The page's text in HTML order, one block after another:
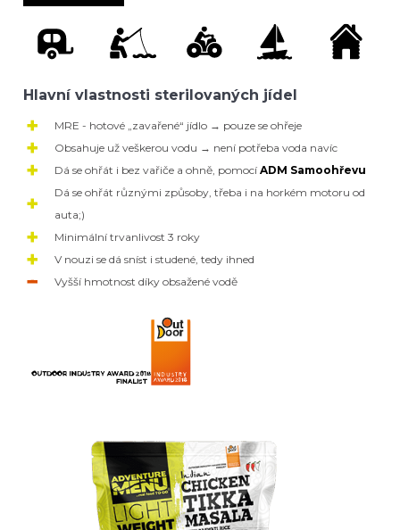
Hlavní vlastnosti sterilovaných jídel
MRE - hotové „zavařené“ jídlo → pouze se ohřeje
Obsahuje už veškerou vodu → není potřeba voda navíc
Dá se ohřát i bez vařiče a ohně, pomocí ADM Samoohřevu
Dá se ohřát různými způsoby, třeba i na horkém motoru od
auta;)
Minimální trvanlivost 3 roky
V nouzi se dá sníst i studené, tedy ihned
Vyšší hmotnost díky obsažené vodě